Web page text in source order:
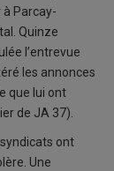
Parcay-
Quinze
l’entrevue
les annonces
que lui ont
de JA 37).
ont
Une